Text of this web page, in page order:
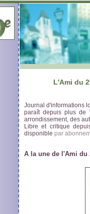
L'Ami du
Journal d'informations
paraît depuis plus de
arrondissement, des
Libre et critique
disponible par
A la une de l'Ami du